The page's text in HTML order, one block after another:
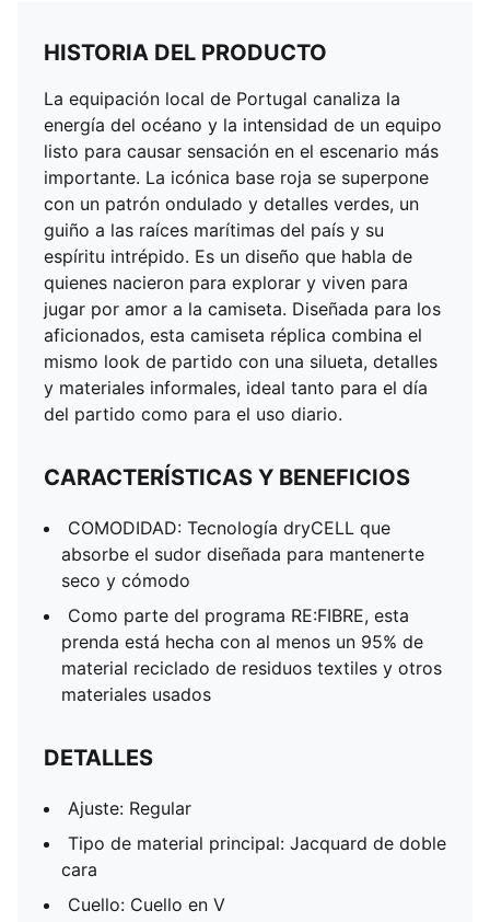
HISTORIA DEL PRODUCTO
La equipación local de Portugal canaliza la
energía del océano y la intensidad de un equipo
listo para causar sensación en el escenario más
importante. La icónica base roja se superpone
con un patrón ondulado y detalles verdes, un
guiño a las raíces marítimas del país y su
espíritu intrépido. Es un diseño que habla de
quienes nacieron para explorar y viven para
jugar por amor a la camiseta. Diseñada para los
aficionados, esta camiseta réplica combina el
mismo look de partido con una silueta, detalles
y materiales informales, ideal tanto para el día
del partido como para el uso diario.
CARACTERÍSTICAS Y BENEFICIOS
COMODIDAD: Tecnología dryCELL que
absorbe el sudor diseñada para mantenerte
seco y cómodo
Como parte del programa RE:FIBRE, esta
prenda está hecha con al menos un 95% de
material reciclado de residuos textiles y otros
materiales usados
DETALLES
Ajuste: Regular
Tipo de material principal: Jacquard de doble
cara
Cuello: Cuello en V